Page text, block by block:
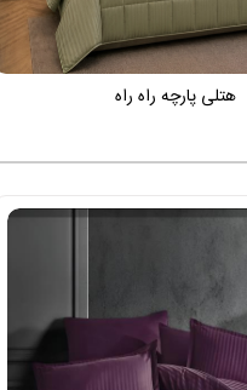
هتلی پارچه راه راه